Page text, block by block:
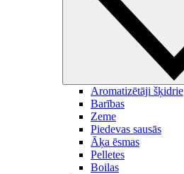
Aromatizētāji šķidrie
Barības
Zeme
Piedevas sausās
Āķa ēsmas
Pelletes
Boilas